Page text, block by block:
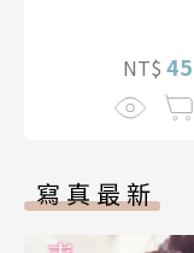
就不會再孤單!?
NT$ 45
寫真最新